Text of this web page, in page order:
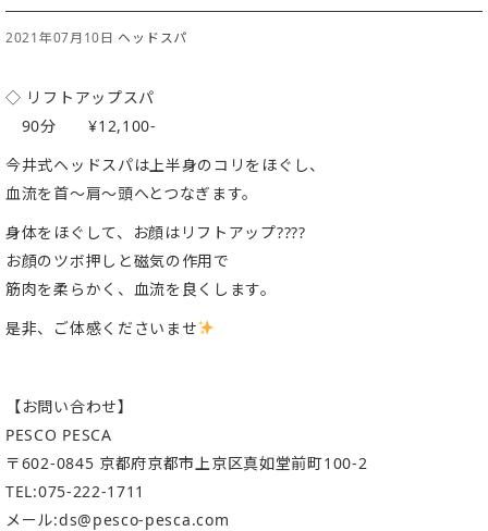
2021年07月10日 ヘッドスパ
◇ リフトアップスパ
90分 ¥12,100-
今井式ヘッドスパは上半身のコリをほぐし、
血流を首〜肩〜頭へとつなぎます。
身体をほぐして、お顔はリフトアップ????
お顔のツボ押しと磁気の作用で
筋肉を柔らかく、血流を良くします。
是非、ご体感くださいませ
【お問い合わせ】
PESCO PESCA
〒602-0845 京都府京都市上京区真如堂前町100-2
TEL:075-222-1711
メール:ds@pesco-pesca.com